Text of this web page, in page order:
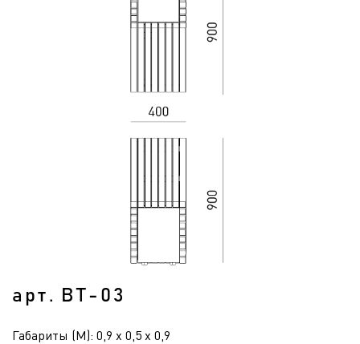
арт. ВТ-03
Габариты (М): 0,9 x 0,5 x 0,9